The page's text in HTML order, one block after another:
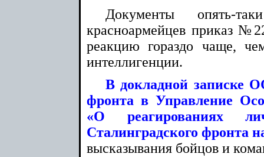
Документы опять-
красноармейцев приказ
реакцию гораздо чаще,
интеллигенции.
В докладной записке
фронта в Управление
«О реагированиях
Сталинградского фронта
высказывания бойцов и